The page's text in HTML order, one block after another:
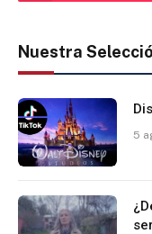
Nuestra
5